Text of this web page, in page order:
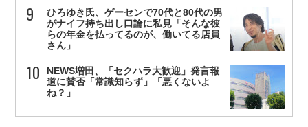
ひろゆき氏、ゲーセンで70代と80代の男
がナイフ持ち出し口論に私見「そんな彼
らの年金を払ってるのが、働いてる店員
さん」
NEWS増田、「セクハラ大歓迎」発言報
道に賛否「常識知らず」「悪くないよ
ね？」